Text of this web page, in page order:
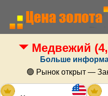
Цена
Цена
Медвежий
Больше
🟢 Рынок открыт —